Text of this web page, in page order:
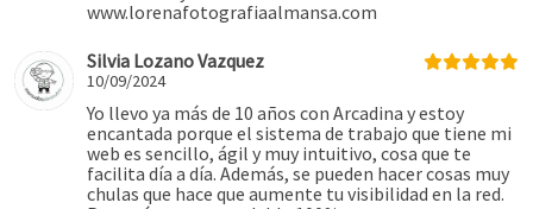
www.lorenafotografiaalmansa.com
Silvia Lozano Vazquez
10/09/2024
Yo llevo ya más de 10 años con Arcadina y estoy
encantada porque el sistema de trabajo que tiene mi
web es sencillo, ágil y muy intuitivo, cosa que te
facilita día a día. Además, se pueden hacer cosas muy
chulas que hace que aumente tu visibilidad en la red.